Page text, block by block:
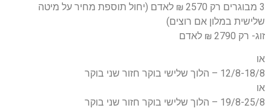
3 מבוגרים רק 2570 ₪ לאדם (יחול תוספת מחיר על מיטה
שלישית במלון אם רוצים)
זוג- רק 2790 ₪ לאדם
או
12/8-18/8 – הלוך שלישי בוקר חזור שני בוקר
או
19/8-25/8 – הלוך שלישי בוקר חזור שני בוקר